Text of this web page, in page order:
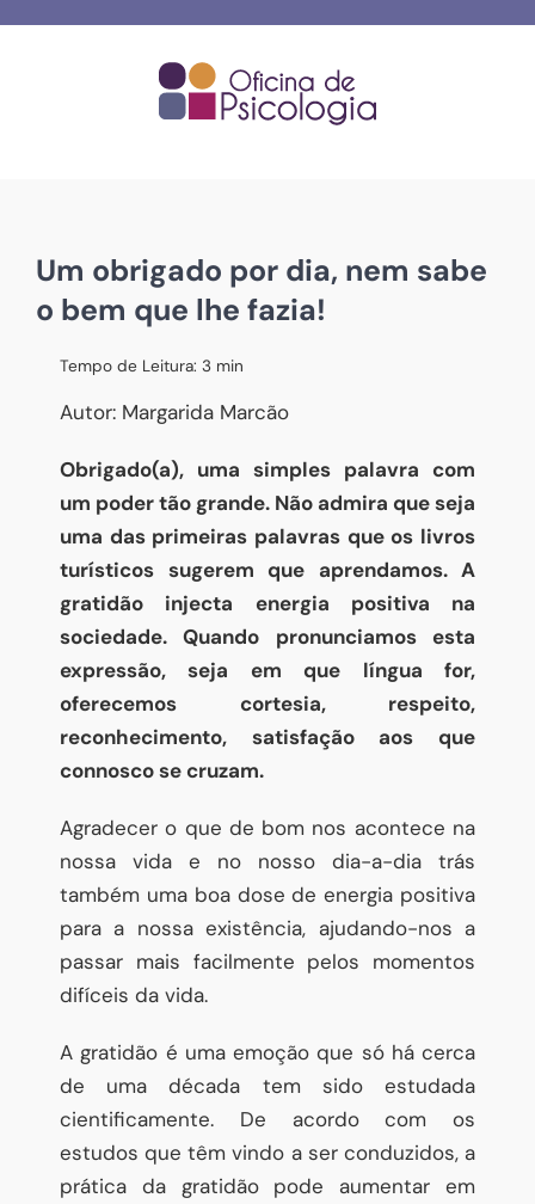
Um obrigado por dia, nem sabe
o bem que lhe fazia!
Tempo de Leitura: 3 min
Autor: Margarida Marcão
Obrigado(a), uma simples palavra com
um poder tão grande. Não admira que seja
uma das primeiras palavras que os livros
turísticos sugerem que aprendamos. A
gratidão injecta energia positiva na
sociedade. Quando pronunciamos esta
expressão, seja em que língua for,
oferecemos cortesia, respeito,
reconhecimento, satisfação aos que
connosco se cruzam.
Agradecer o que de bom nos acontece na
nossa vida e no nosso dia-a-dia trás
também uma boa dose de energia positiva
para a nossa existência, ajudando-nos a
passar mais facilmente pelos momentos
difíceis da vida.
A gratidão é uma emoção que só há cerca
de uma década tem sido estudada
cientificamente. De acordo com os
estudos que têm vindo a ser conduzidos, a
prática da gratidão pode aumentar em